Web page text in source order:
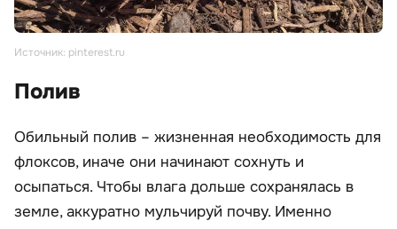
Источник: pinterest.ru
Полив
Обильный полив – жизненная необходимость для
флоксов, иначе они начинают сохнуть и
осыпаться. Чтобы влага дольше сохранялась в
земле, аккуратно мульчируй почву. Именно